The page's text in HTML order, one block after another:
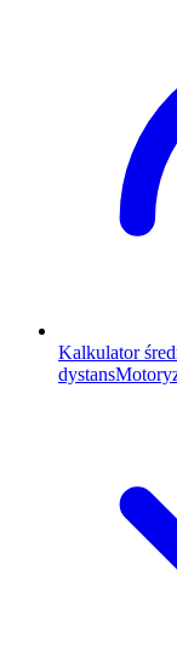
Kalkulator
dystans